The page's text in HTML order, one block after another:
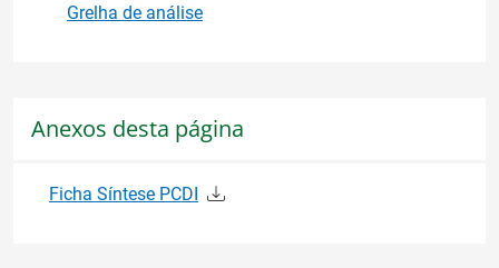
Grelha de análise
Anexos desta página
Ficha Síntese PCDI